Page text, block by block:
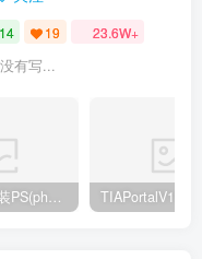
14 19 23.6W+
有写...
如何处理安装PS(photoshop cc2018) 时，提示系统或者IE浏览器需要升级